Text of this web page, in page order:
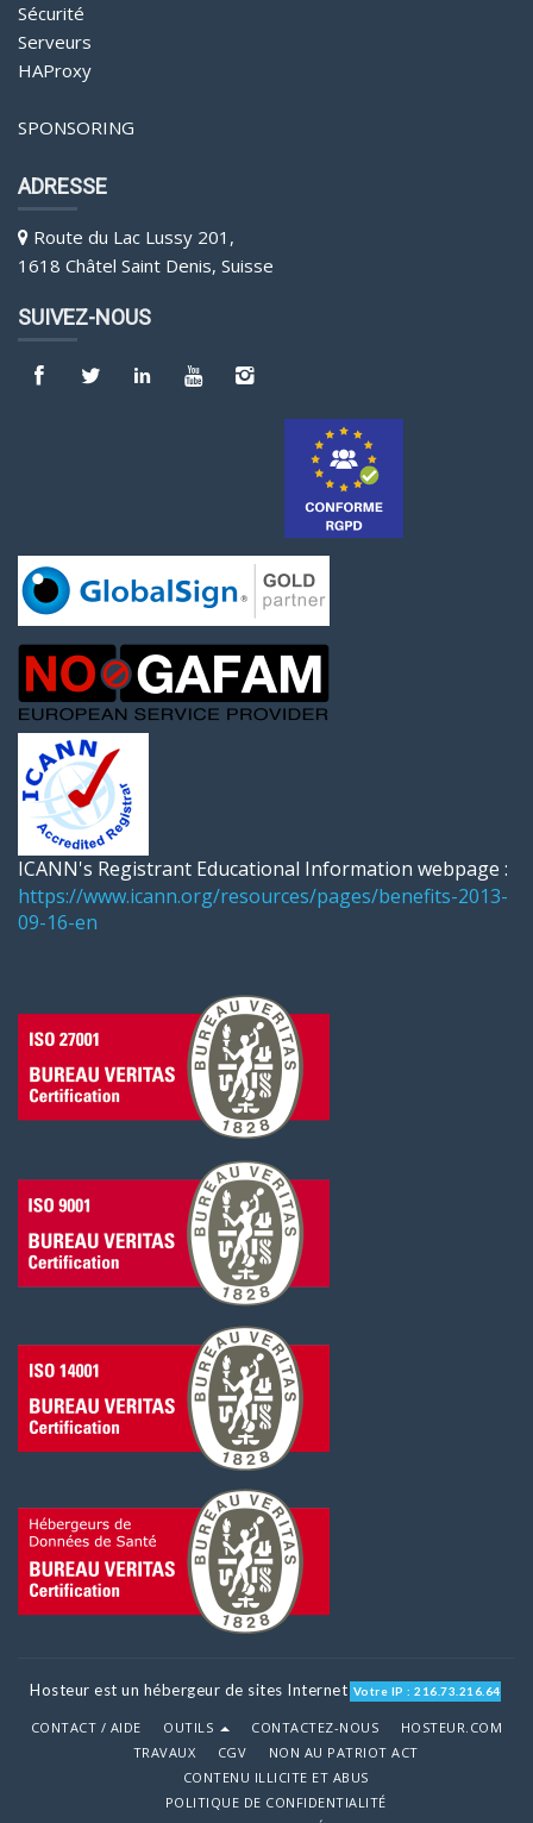
Sécurité
Serveurs
HAProxy
SPONSORING
ADRESSE
Route du Lac Lussy 201,
1618 Châtel Saint Denis, Suisse
SUIVEZ-NOUS
ICANN's Registrant Educational Information webpage :
https://www.icann.org/resources/pages/benefits-2013-
09-16-en
Hosteur est un hébergeur de sites Internet Votre IP : 216.73.216.64
CONTACT / AIDE OUTILS CONTACTEZ-NOUS
HOSTEUR.COM
TRAVAUX
CGV
NON AU PATRIOT ACT
CONTENU ILLICITE ET ABUS
POLITIQUE DE CONFIDENTIALITÉ